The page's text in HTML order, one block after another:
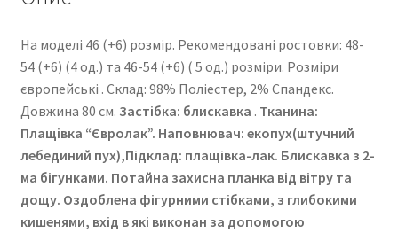
На моделі 46 (+6) розмір. Рекомендовані ростовки: 48-
54 (+6) (4 од.) та 46-54 (+6) ( 5 од.) розміри. Розміри
європейські . Cклад: 98% Поліестер, 2% Спандекс.
Довжина 80 см. Застібка: блискавка . Тканина:
Плащівка “Євролак”. Наповнювач: екопух(штучний
лебединий пух),Підклад: плащівка-лак. Блискавка з 2-
ма бігунками. Потайна захисна планка від вітру та
дощу. Оздоблена фігурними стібками, з глибокими
кишенями, вхід в які виконан за допомогою